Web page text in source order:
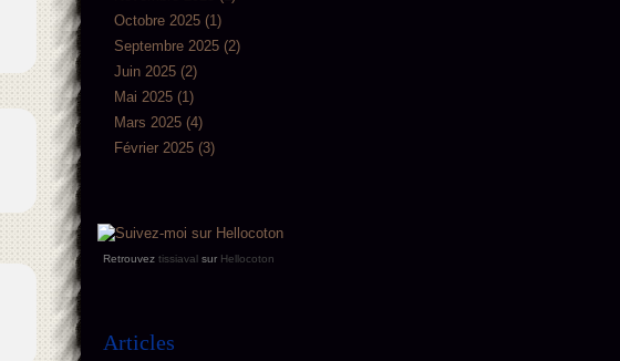
Octobre 2025 (1)
Septembre 2025 (2)
Juin 2025 (2)
Mai 2025 (1)
Mars 2025 (4)
Février 2025 (3)
Retrouvez tissiaval sur Hellocoton
Articles